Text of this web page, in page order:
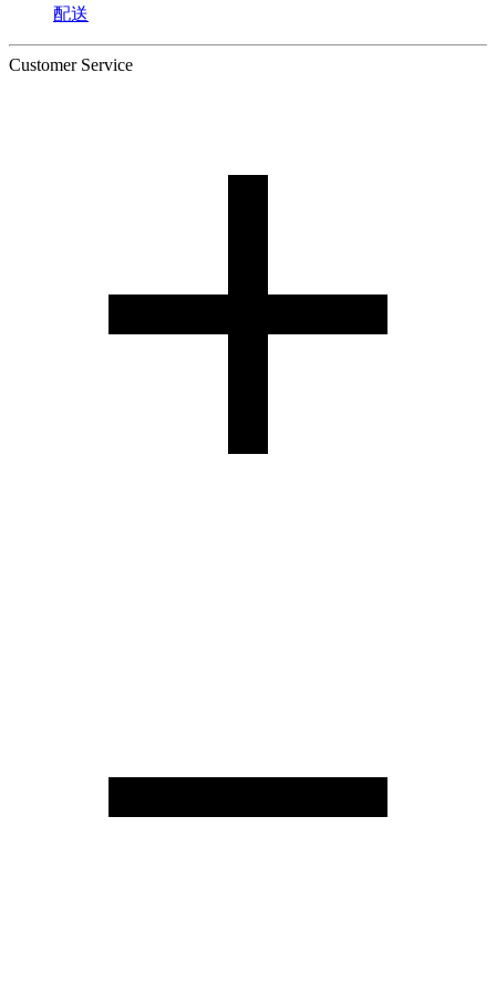
配送
Customer Service